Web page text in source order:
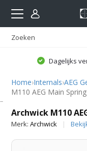
Dagelijks
Home›Internals›AEG
M110 AEG Main Spring
Archwick M110
Merk:Archwick